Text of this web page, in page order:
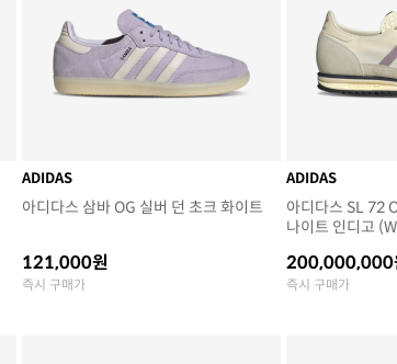
ADIDAS
아디다스 삼바 OG 실버 던 초크 화이트
121,000원
즉시 구매가
ADIDAS
아디다스 SL 72
나이트 인디고
200,000,000
즉시 구매가